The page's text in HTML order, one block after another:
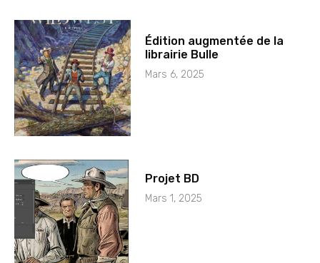
Édition augmentée de la
librairie Bulle
Mars 6, 2025
Projet BD
Mars 1, 2025